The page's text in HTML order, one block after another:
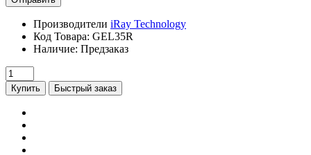
Производители iRay Technology
Код Товара: GEL35R
Наличие: Предзаказ
Купить Быстрый заказ